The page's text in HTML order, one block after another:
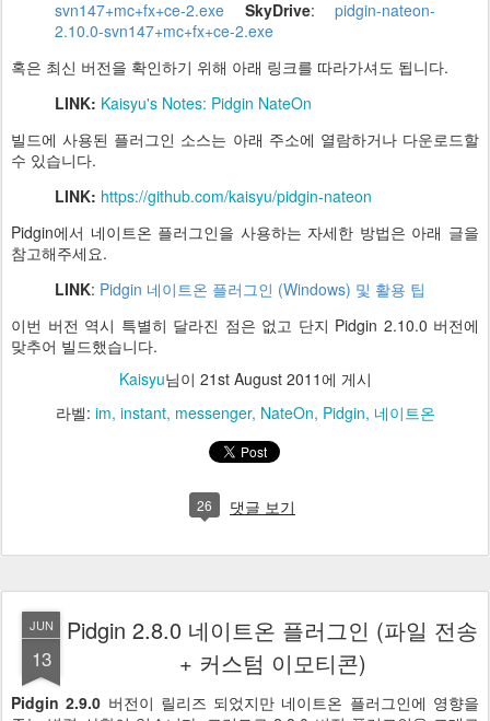
svn147+mc+fx+ce-2.exe
SkyDrive: pidgin-nateon-
2.10.0-svn147+mc+fx+ce-2.exe
혹은 최신 버전을 확인하기 위해 아래 링크를 따라가셔도 됩니다.
LINK: Kaisyu's Notes: Pidgin NateOn
빌드에 사용된 플러그인 소스는 아래 주소에 열람하거나 다운로드할
수 있습니다.
LINK: https://github.com/kaisyu/pidgin-nateon
Pidgin에서 네이트온 플러그인을 사용하는 자세한 방법은 아래 글을
참고해주세요.
LINK: Pidgin 네이트온 플러그인 (Windows) 및 활용 팁
이번 버전 역시 특별히 달라진 점은 없고 단지 Pidgin 2.10.0 버전에
맞추어 빌드했습니다.
Kaisyu님이 21st August 2011에 게시
라벨: im instant messenger NateOn Pidgin 네이트온
26 댓글 보기
JUN
13
Pidgin 2.8.0 네이트온 플러그인 (파일 전송
+ 커스텀 이모티콘)
Pidgin 2.9.0 버전이 릴리즈 되었지만 네이트온 플러그인에 영향을